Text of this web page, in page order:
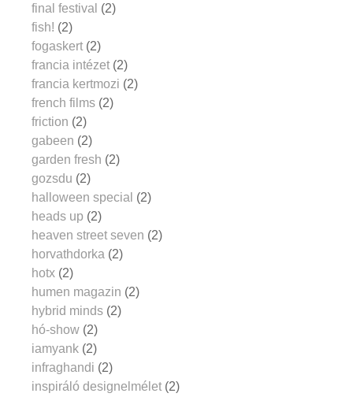
final festival (2)
fish! (2)
fogaskert (2)
francia intézet (2)
francia kertmozi (2)
french films (2)
friction (2)
gabeen (2)
garden fresh (2)
gozsdu (2)
halloween special (2)
heads up (2)
heaven street seven (2)
horvathdorka (2)
hotx (2)
humen magazin (2)
hybrid minds (2)
hó-show (2)
iamyank (2)
infraghandi (2)
inspiráló designelmélet (2)